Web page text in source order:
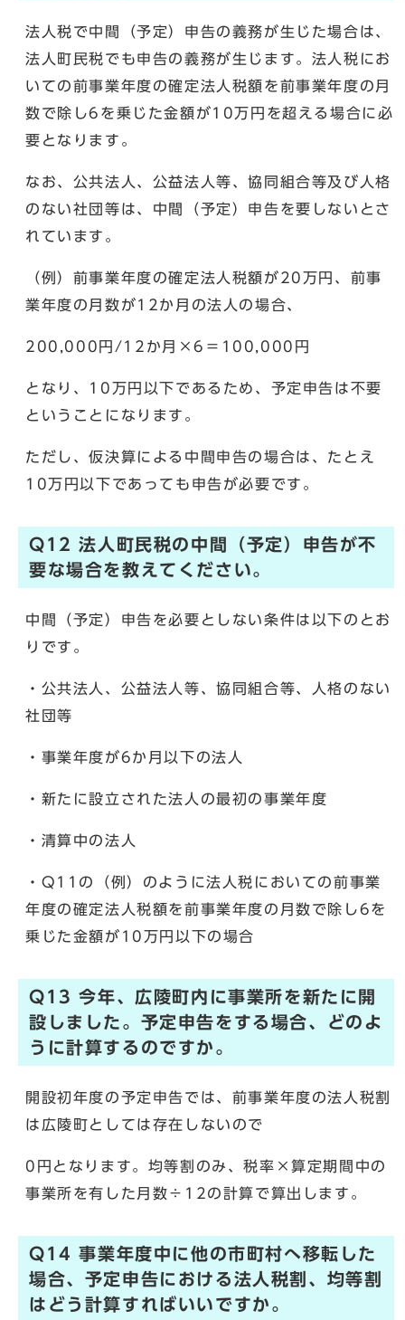
法人税で中間（予定）申告の義務が生じた場合は、
法人町民税でも申告の義務が生じます。法人税にお
いての前事業年度の確定法人税額を前事業年度の月
数で除し6を乗じた金額が10万円を超える場合に必
要となります。
なお、公共法人、公益法人等、協同組合等及び人格
のない社団等は、中間（予定）申告を要しないとさ
れています。
（例）前事業年度の確定法人税額が20万円、前事
業年度の月数が12か月の法人の場合、
200,000円/12か月×6＝100,000円
となり、10万円以下であるため、予定申告は不要
ということになります。
ただし、仮決算による中間申告の場合は、たとえ
10万円以下であっても申告が必要です。
Q12 法人町民税の中間（予定）申告が不
要な場合を教えてください。
中間（予定）申告を必要としない条件は以下のとお
りです。
・公共法人、公益法人等、協同組合等、人格のない
社団等
・事業年度が6か月以下の法人
・新たに設立された法人の最初の事業年度
・清算中の法人
・Q11の（例）のように法人税においての前事業
年度の確定法人税額を前事業年度の月数で除し6を
乗じた金額が10万円以下の場合
Q13 今年、広陵町内に事業所を新たに開
設しました。予定申告をする場合、どのよ
うに計算するのですか。
開設初年度の予定申告では、前事業年度の法人税割
は広陵町としては存在しないので
0円となります。均等割のみ、税率×算定期間中の
事業所を有した月数÷12の計算で算出します。
Q14 事業年度中に他の市町村へ移転した
場合、予定申告における法人税割、均等割
はどう計算すればいいですか。